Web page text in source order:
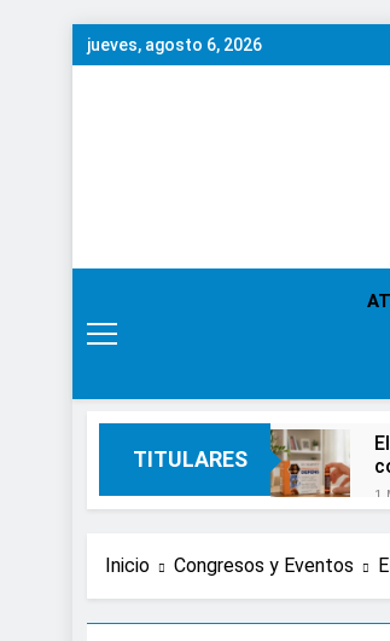
Saltar
al
jueves, agosto 6, 2026
TITULARES
1
Inicio Congresos y Eventos